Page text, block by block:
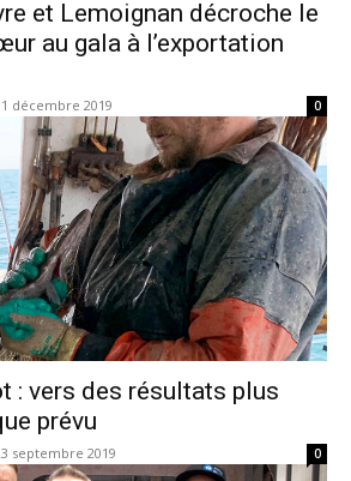
et Lemoignan décroche le
au gala à l’exportation
décembre 2019 0
: vers des résultats plus
prévu
septembre 2019 0